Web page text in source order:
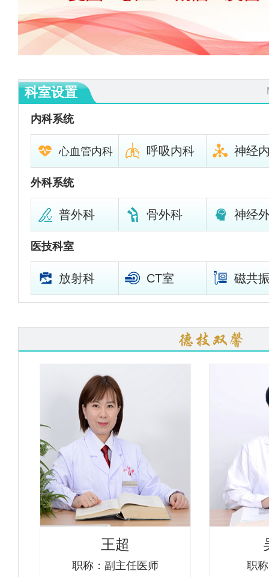
科室设置
内科系统
心血管内科 呼吸内科 神经
外科系统
普外科 骨外科 神经
医技科室
放射科 CT室 磁共
王超
职称：副主任医师
职